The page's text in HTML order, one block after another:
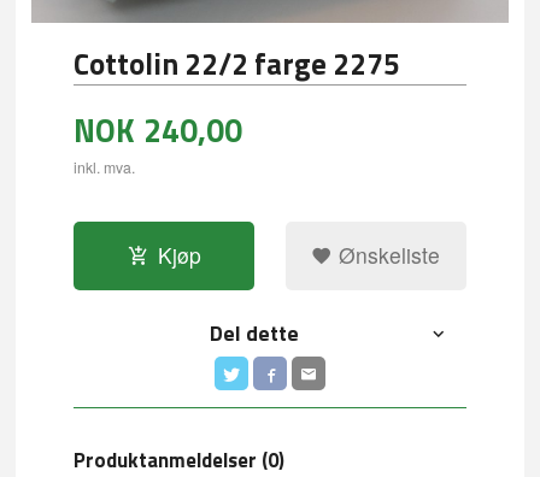
Cottolin 22/2 farge 2275
NOK 240,00
inkl. mva.
Kjøp Ønskeliste
Del dette
Produktanmeldelser (0)